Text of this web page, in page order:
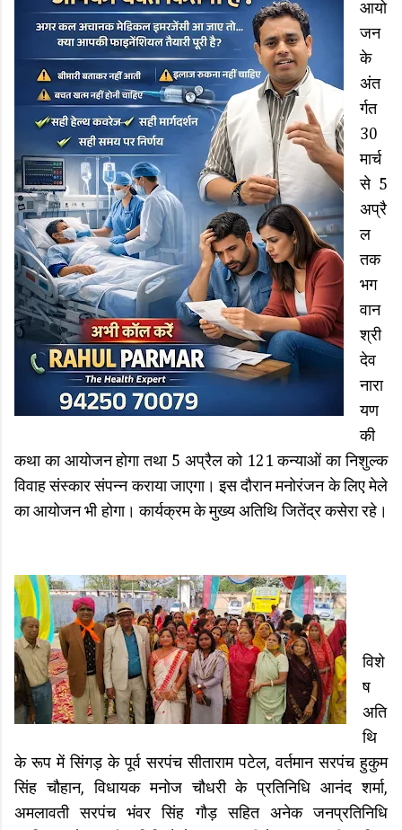
आयो
जन
के
अंत
र्गत
30
मार्च
से 5
अप्रै
ल
तक
भग
वान
श्री
देव
नारा
यण
की
कथा का आयोजन होगा तथा 5 अप्रैल को 121 कन्याओं का निशुल्क
विवाह संस्कार संपन्न कराया जाएगा। इस दौरान मनोरंजन के लिए मेले
का आयोजन भी होगा। कार्यक्रम के मुख्य अतिथि जितेंद्र कसेरा रहे।
विशे
ष
अति
थि
के रूप में सिंगड़ के पूर्व सरपंच सीताराम पटेल, वर्तमान सरपंच हुकुम
सिंह चौहान, विधायक मनोज चौधरी के प्रतिनिधि आनंद शर्मा,
अमलावती सरपंच भंवर सिंह गौड़ सहित अनेक जनप्रतिनिधि